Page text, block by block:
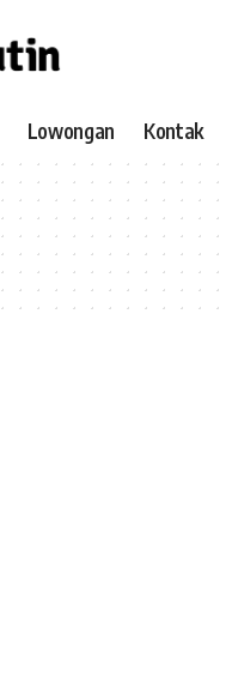
Lowongan Kontak